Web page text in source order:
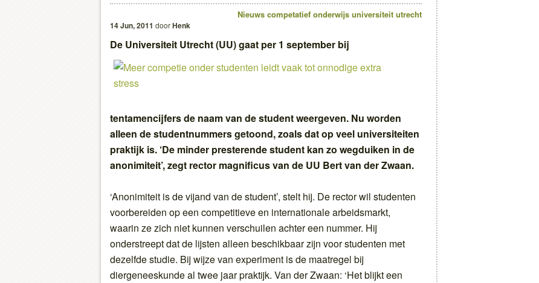
Nieuws competatief onderwijs universiteit utrecht
14 Jun, 2011 doorHenk
De Universiteit Utrecht (UU) gaat per 1 september bij
tentamencijfers de naam van de student weergeven. Nu worden
alleen de studentnummers getoond, zoals dat op veel universiteiten
praktijk is. ‘De minder presterende student kan zo wegduiken in de
anonimiteit’, zegt rector magnificus van de UU Bert van der Zwaan.
‘Anonimiteit is de vijand van de student’, stelt hij. De rector wil studenten
voorbereiden op een competitieve en internationale arbeidsmarkt,
waarin ze zich niet kunnen verschuilen achter een nummer. Hij
onderstreept dat de lijsten alleen beschikbaar zijn voor studenten met
dezelfde studie. Bij wijze van experiment is de maatregel bij
diergeneeskunde al twee jaar praktijk. Van der Zwaan: ‘Het blijkt een